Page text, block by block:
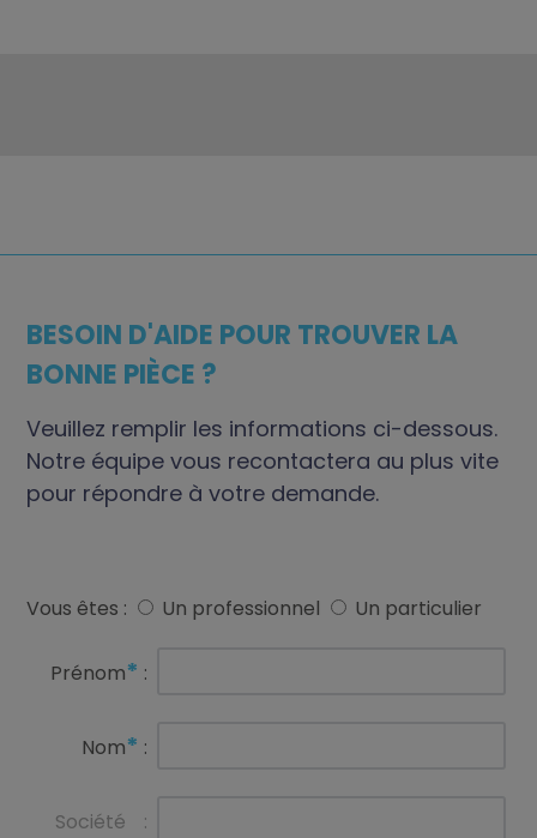
BESOIN D'AIDE POUR TROUVER LA
BONNE PIÈCE ?
Veuillez remplir les informations ci-dessous.
Notre équipe vous recontactera au plus vite
pour répondre à votre demande.
Vous êtes : Un professionnel Un particulier
Prénom* :
Nom* :
Société :